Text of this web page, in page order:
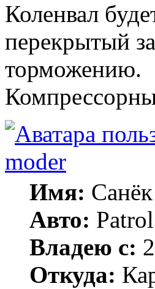
Коленвал
перекрытый
торможению.
moder
Имя: Санёк
Авто:
Владею с:
Откуда: